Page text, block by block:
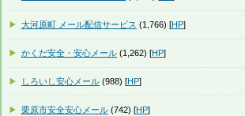
大河原町 メール配信サービス (1,766) [HP]
かくだ安全・安心メール (1,262) [HP]
しろいし安心メール (988) [HP]
栗原市安全安心メール (742) [HP]